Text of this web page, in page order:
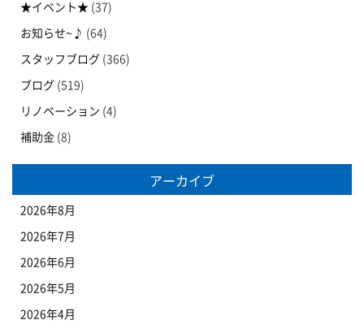
★イベント★ (37)
お知らせ~♪ (64)
スタッフブログ (366)
ブログ (519)
リノベーション (4)
補助金 (8)
アーカイブ
2026年8月
2026年7月
2026年6月
2026年5月
2026年4月